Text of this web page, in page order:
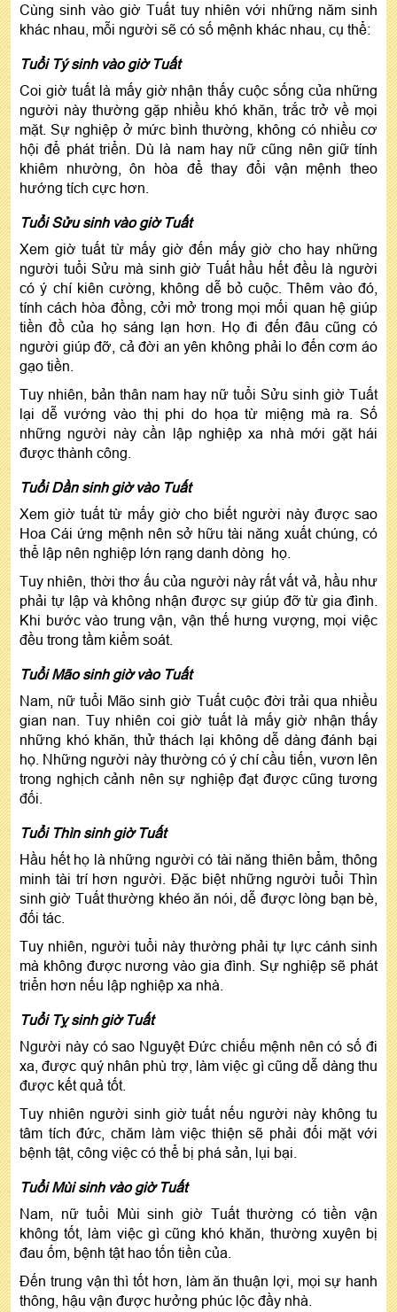
Cùng sinh vào giờ Tuất tuy nhiên với những năm sinh
khác nhau, mỗi người sẽ có số mệnh khác nhau, cụ thể:
Tuổi Tý sinh vào giờ Tuất
Coi giờ tuất là mấy giờ nhận thấy cuộc sống của những
người này thường gặp nhiều khó khăn, trắc trở về mọi
mặt. Sự nghiệp ở mức bình thường, không có nhiều cơ
hội để phát triển. Dù là nam hay nữ cũng nên giữ tính
khiêm nhường, ôn hòa để thay đổi vận mệnh theo
hướng tích cực hơn.
Tuổi Sửu sinh vào giờ Tuất
Xem giờ tuất từ mấy giờ đến mấy giờ cho hay những
người tuổi Sửu mà sinh giờ Tuất hầu hết đều là người
có ý chí kiên cường, không dễ bỏ cuộc. Thêm vào đó,
tính cách hòa đồng, cởi mở trong mọi mối quan hệ giúp
tiền đồ của họ sáng lạn hơn. Họ đi đến đâu cũng có
người giúp đỡ, cả đời an yên không phải lo đến cơm áo
gạo tiền.
Tuy nhiên, bản thân nam hay nữ tuổi Sửu sinh giờ Tuất
lại dễ vướng vào thị phi do họa từ miệng mà ra. Số
những người này cần lập nghiệp xa nhà mới gặt hái
được thành công.
Tuổi Dần sinh giờ vào Tuất
Xem giờ tuất từ mấy giờ cho biết người này được sao
Hoa Cái ứng mệnh nên sở hữu tài năng xuất chúng, có
thể lập nên nghiệp lớn rạng danh dòng họ.
Tuy nhiên, thời thơ ấu của người này rất vất vả, hầu như
phải tự lập và không nhận được sự giúp đỡ từ gia đình.
Khi bước vào trung vận, vận thế hưng vượng, mọi việc
đều trong tầm kiểm soát.
Tuổi Mão sinh giờ vào Tuất
Nam, nữ tuổi Mão sinh giờ Tuất cuộc đời trải qua nhiều
gian nan. Tuy nhiên coi giờ tuất là mấy giờ nhận thấy
những khó khăn, thử thách lại không dễ dàng đánh bại
họ. Những người này thường có ý chí cầu tiến, vươn lên
trong nghịch cảnh nên sự nghiệp đạt được cũng tương
đối.
Tuổi Thìn sinh giờ Tuất
Hầu hết họ là những người có tài năng thiên bẩm, thông
minh tài trí hơn người. Đặc biệt những người tuổi Thìn
sinh giờ Tuất thường khéo ăn nói, dễ được lòng bạn bè,
đối tác.
Tuy nhiên, người tuổi này thường phải tự lực cánh sinh
mà không được nương vào gia đình. Sự nghiệp sẽ phát
triển hơn nếu lập nghiệp xa nhà.
Tuổi Tỵ sinh giờ Tuất
Người này có sao Nguyệt Đức chiếu mệnh nên có số đi
xa, được quý nhân phù trợ, làm việc gì cũng dễ dàng thu
được kết quả tốt.
Tuy nhiên người sinh giờ tuất nếu người này không tu
tâm tích đức, chăm làm việc thiện sẽ phải đối mặt với
bệnh tật, công việc có thể bị phá sản, lụi bại.
Tuổi Mùi sinh vào giờ Tuất
Nam, nữ tuổi Mùi sinh giờ Tuất thường có tiền vận
không tốt, làm việc gì cũng khó khăn, thường xuyên bị
đau ốm, bệnh tật hao tốn tiền của.
Đến trung vận thì tốt hơn, làm ăn thuận lợi, mọi sự hanh
thông, hậu vận được hưởng phúc lộc đầy nhà.